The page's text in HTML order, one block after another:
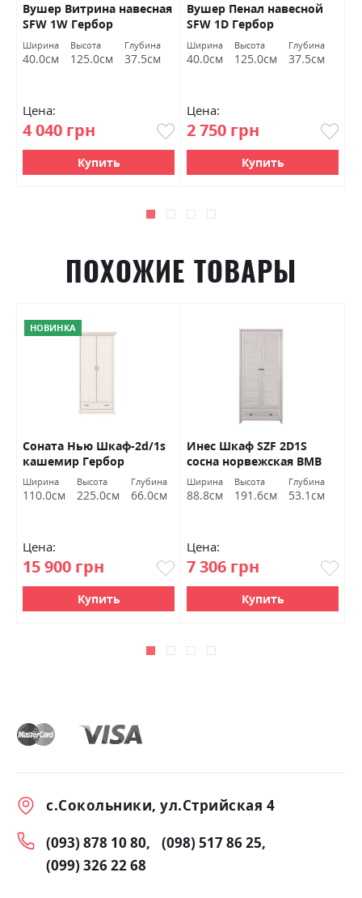
Вушер Витрина навесная
SFW 1W Гербор
Ширина
40.0см
Высота
125.0см
Глубина
37.5см
Цена:
4 040 грн
Купить
Вушер Пенал навесной
SFW 1D Гербор
Ширина
40.0см
Высота
125.0см
Глубина
37.5см
Цена:
2 750 грн
Купить
ПОХОЖИЕ ТОВАРЫ
НОВИНКА
Соната Нью Шкаф-2d/1s
кашемир Гербор
Ширина
110.0см
Высота
225.0см
Глубина
66.0см
Цена:
15 900 грн
Купить
Инес Шкаф SZF 2D1S
сосна норвежская ВМВ
Холдинг
Ширина
88.8см
Высота
191.6см
Глубина
53.1см
Цена:
7 306 грн
Купить
с.Сокольники, ул.Стрийская 4
(093) 878 10 80
(098) 517 86 25
(099) 326 22 68